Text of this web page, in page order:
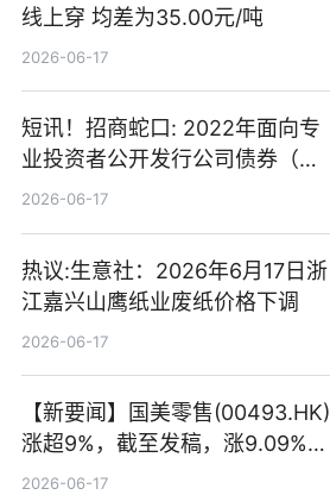
线上穿 均差为35.00元/吨
2026-06-17
短讯！招商蛇口: 2022年面向专
业投资者公开发行公司债券（第
二期）（品种二）2026年付息公
2026-06-17
热议:生意社：2026年6月17日浙
江嘉兴山鹰纸业废纸价格下调
2026-06-17
【新要闻】国美零售(00493.HK)
涨超9%，截至发稿，涨9.09%，
报0.012港元，成交额37.26万港
2026-06-17